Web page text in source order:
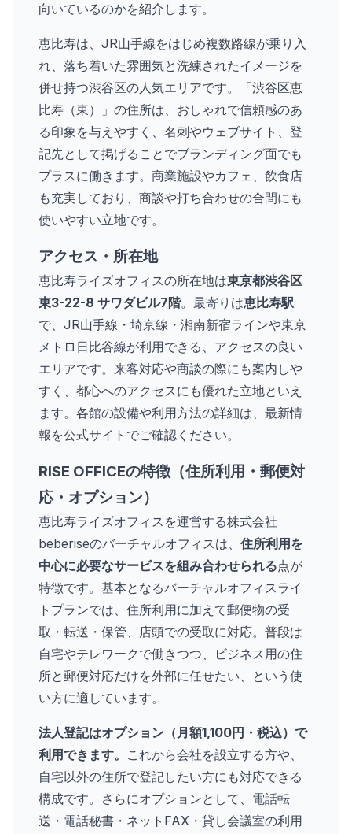
向いているのかを紹介します。
恵比寿は、JR山手線をはじめ複数路線が乗り入
れ、落ち着いた雰囲気と洗練されたイメージを
併せ持つ渋谷区の人気エリアです。「渋谷区恵
比寿（東）」の住所は、おしゃれで信頼感のあ
る印象を与えやすく、名刺やウェブサイト、登
記先として掲げることでブランディング面でも
プラスに働きます。商業施設やカフェ、飲食店
も充実しており、商談や打ち合わせの合間にも
使いやすい立地です。
アクセス・所在地
恵比寿ライズオフィスの所在地は東京都渋谷区
東3-22-8 サワダビル7階。最寄りは恵比寿駅
で、JR山手線・埼京線・湘南新宿ラインや東京
メトロ日比谷線が利用できる、アクセスの良い
エリアです。来客対応や商談の際にも案内しや
すく、都心へのアクセスにも優れた立地といえ
ます。各館の設備や利用方法の詳細は、最新情
報を公式サイトでご確認ください。
RISE OFFICEの特徴（住所利用・郵便対
応・オプション）
恵比寿ライズオフィスを運営する株式会社
beberiseのバーチャルオフィスは、 住所利用を
中心に必要なサービスを組み合わせられる点が
特徴です。基本となるバーチャルオフィスライ
トプランでは、住所利用に加えて郵便物の受
取・転送・保管、店頭での受取に対応。普段は
自宅やテレワークで働きつつ、ビジネス用の住
所と郵便対応だけを外部に任せたい、という使
い方に適しています。
法人登記はオプション（月額1,100円・税込）で
利用できます。 これから会社を設立する方や、
自宅以外の住所で登記したい方にも対応できる
構成です。さらにオプションとして、電話転
送・電話秘書・ネットFAX・貸し会議室の利用